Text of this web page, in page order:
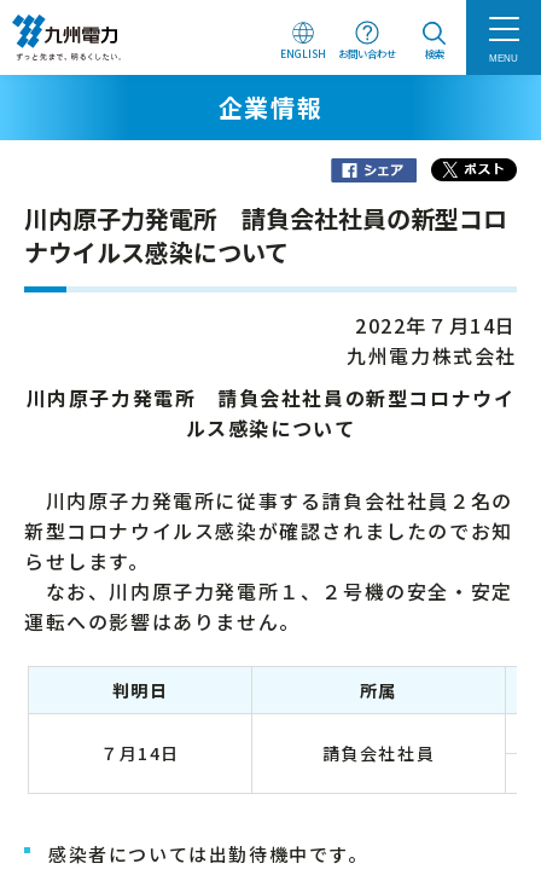
ENGLISH お問い合わせ 検索 MENU
企業情報
川内原子力発電所 請負会社社員の新型コロ
ナウイルス感染について
2022年７月14日
九州電力株式会社
川内原子力発電所 請負会社社員の新型コロナウイ
ルス感染について
川内原子力発電所に従事する請負会社社員２名の
新型コロナウイルス感染が確認されましたのでお知
らせします。
なお、川内原子力発電所１、２号機の安全・安定
運転への影響はありません。
判明日 所属
７月14日 請負会社社員
感染者については出勤待機中です。